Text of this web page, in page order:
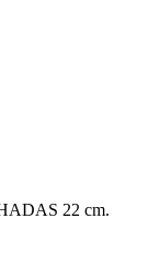
22 cm.